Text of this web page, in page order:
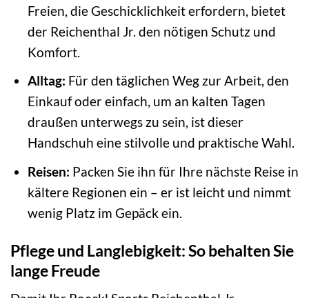
Freien, die Geschicklichkeit erfordern, bietet
der Reichenthal Jr. den nötigen Schutz und
Komfort.
Alltag: Für den täglichen Weg zur Arbeit, den
Einkauf oder einfach, um an kalten Tagen
draußen unterwegs zu sein, ist dieser
Handschuh eine stilvolle und praktische Wahl.
Reisen: Packen Sie ihn für Ihre nächste Reise in
kältere Regionen ein – er ist leicht und nimmt
wenig Platz im Gepäck ein.
Pflege und Langlebigkeit: So behalten Sie
lange Freude